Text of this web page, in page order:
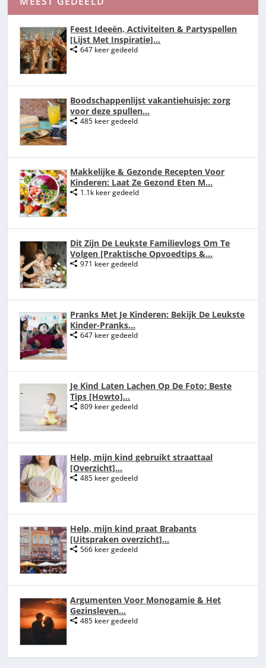
Feest Ideeën, Activiteiten & Partyspellen
[Lijst Met Inspiratie]...
647 keer gedeeld
Boodschappenlijst vakantiehuisje: zorg
voor deze spullen...
485 keer gedeeld
Makkelijke & Gezonde Recepten Voor
Kinderen: Laat Ze Gezond Eten M...
1.1k keer gedeeld
Dit Zijn De Leukste Familievlogs Om Te
Volgen [Praktische Opvoedtips &...
971 keer gedeeld
Pranks Met Je Kinderen: Bekijk De Leukste
Kinder-Pranks...
647 keer gedeeld
Je Kind Laten Lachen Op De Foto: Beste
Tips [Howto]...
809 keer gedeeld
Help, mijn kind gebruikt straattaal
[Overzicht]...
485 keer gedeeld
Help, mijn kind praat Brabants
[Uitspraken overzicht]...
566 keer gedeeld
Argumenten Voor Monogamie & Het
Gezinsleven...
485 keer gedeeld